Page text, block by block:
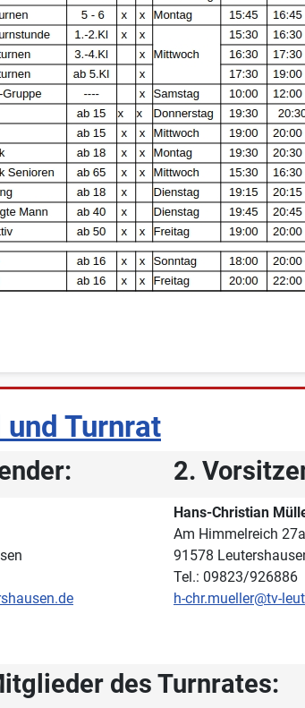
Turnrat
2.
Hans-Christian
Am Himmelreich 27a
91578
Tel.: 09823/926886
h-chr.mueller@tv-
des Turnrates: